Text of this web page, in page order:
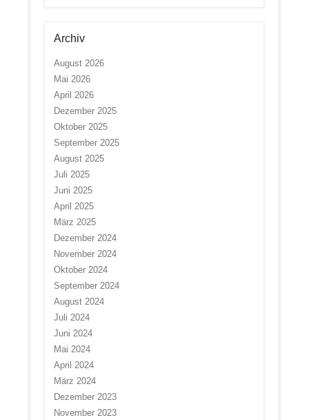
Archiv
August 2026
Mai 2026
April 2026
Dezember 2025
Oktober 2025
September 2025
August 2025
Juli 2025
Juni 2025
April 2025
März 2025
Dezember 2024
November 2024
Oktober 2024
September 2024
August 2024
Juli 2024
Juni 2024
Mai 2024
April 2024
März 2024
Dezember 2023
November 2023